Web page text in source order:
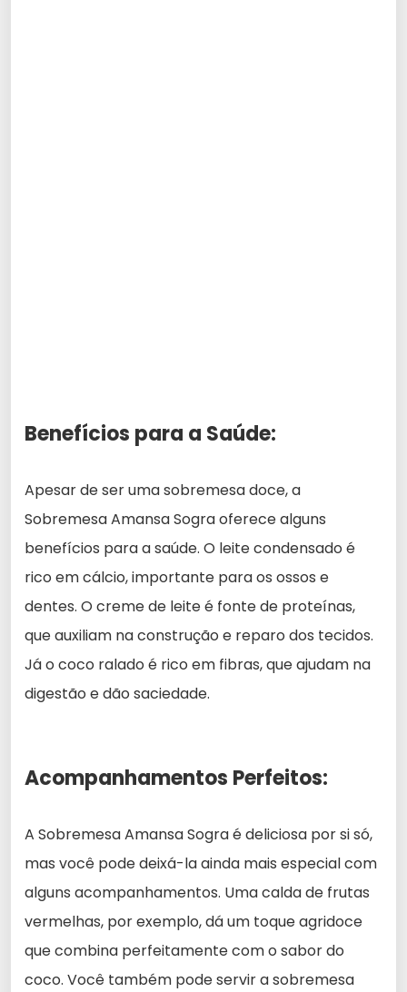
Benefícios para a Saúde:
Apesar de ser uma sobremesa doce, a
Sobremesa Amansa Sogra oferece alguns
benefícios para a saúde. O leite condensado é
rico em cálcio, importante para os ossos e
dentes. O creme de leite é fonte de proteínas,
que auxiliam na construção e reparo dos tecidos.
Já o coco ralado é rico em fibras, que ajudam na
digestão e dão saciedade.
Acompanhamentos Perfeitos:
A Sobremesa Amansa Sogra é deliciosa por si só,
mas você pode deixá-la ainda mais especial com
alguns acompanhamentos. Uma calda de frutas
vermelhas, por exemplo, dá um toque agridoce
que combina perfeitamente com o sabor do
coco. Você também pode servir a sobremesa